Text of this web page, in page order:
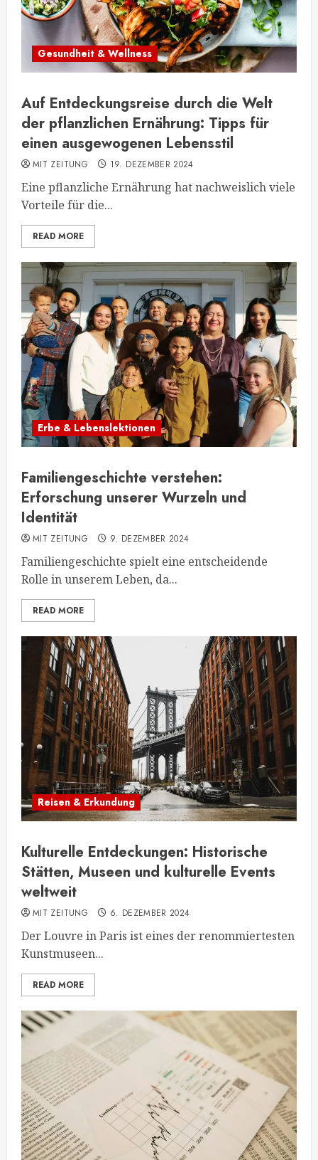
Gesundheit & Wellness
Auf Entdeckungsreise durch die Welt
der pflanzlichen Ernährung: Tipps für
einen ausgewogenen Lebensstil
MIT ZEITUNG 19. DEZEMBER 2024
Eine pflanzliche Ernährung hat nachweislich viele
Vorteile für die...
READ MORE
Erbe & Lebenslektionen
Familiengeschichte verstehen:
Erforschung unserer Wurzeln und
Identität
MIT ZEITUNG 9. DEZEMBER 2024
Familiengeschichte spielt eine entscheidende
Rolle in unserem Leben, da...
READ MORE
Reisen & Erkundung
Kulturelle Entdeckungen: Historische
Stätten, Museen und kulturelle Events
weltweit
MIT ZEITUNG 6. DEZEMBER 2024
Der Louvre in Paris ist eines der renommiertesten
Kunstmuseen...
READ MORE